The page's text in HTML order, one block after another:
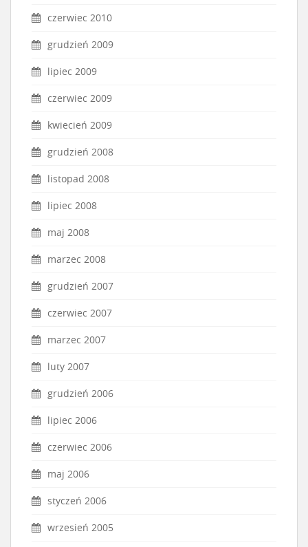
czerwiec 2010
grudzień 2009
lipiec 2009
czerwiec 2009
kwiecień 2009
grudzień 2008
listopad 2008
lipiec 2008
maj 2008
marzec 2008
grudzień 2007
czerwiec 2007
marzec 2007
luty 2007
grudzień 2006
lipiec 2006
czerwiec 2006
maj 2006
styczeń 2006
wrzesień 2005